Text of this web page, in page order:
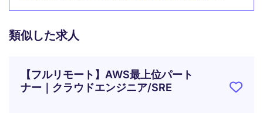
類似した求人
【フルリモート】AWS最上位パート
ナー｜クラウドエンジニア/SRE